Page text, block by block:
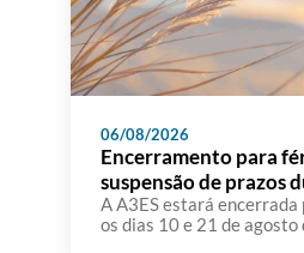
06/08/2026
Encerramento para
suspensão de prazos
de agosto
A A3ES estará
os dias 10 e 21 de agosto